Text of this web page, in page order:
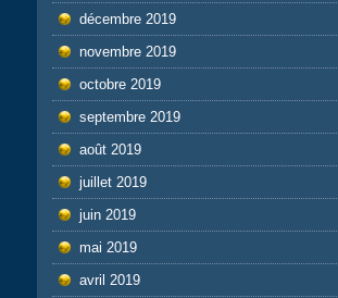
décembre 2019
novembre 2019
octobre 2019
septembre 2019
août 2019
juillet 2019
juin 2019
mai 2019
avril 2019